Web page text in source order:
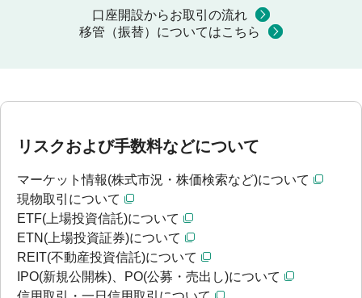
口座開設からお取引の流れ
移管（振替）についてはこちら
リスクおよび手数料などについて
マーケット情報(株式市況・株価検索など)について
現物取引について
ETF(上場投資信託)について
ETN(上場投資証券)について
REIT(不動産投資信託)について
IPO(新規公開株)、PO(公募・売出し)について